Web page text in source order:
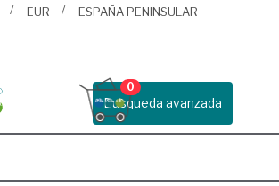
EUR ESPAÑA PENINSULAR
Busqueda avanzada
0